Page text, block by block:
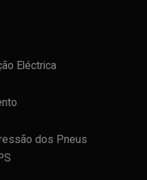
Eléctrica
dos Pneus